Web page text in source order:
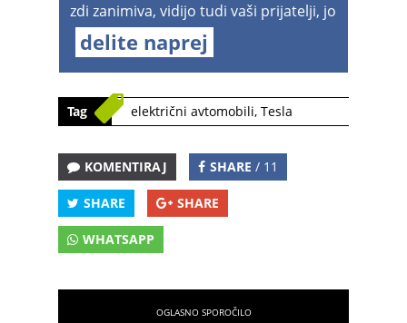
zdi zanimiva, vidijo tudi vaši prijatelji, jo
delite naprej
Tag električni avtomobili, Tesla
KOMENTIRAJ SHARE / 11
SHARE SHARE
WHATSAPP